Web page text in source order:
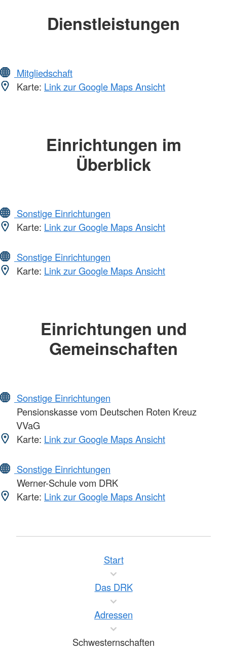
Dienstleistungen
Mitgliedschaft
Karte: Link zur Google Maps Ansicht
Einrichtungen im
Überblick
Sonstige Einrichtungen
Karte: Link zur Google Maps Ansicht
Sonstige Einrichtungen
Karte: Link zur Google Maps Ansicht
Einrichtungen und
Gemeinschaften
Sonstige Einrichtungen
Pensionskasse vom Deutschen Roten Kreuz
VVaG
Karte: Link zur Google Maps Ansicht
Sonstige Einrichtungen
Werner-Schule vom DRK
Karte: Link zur Google Maps Ansicht
Start
Das DRK
Adressen
Schwesternschaften